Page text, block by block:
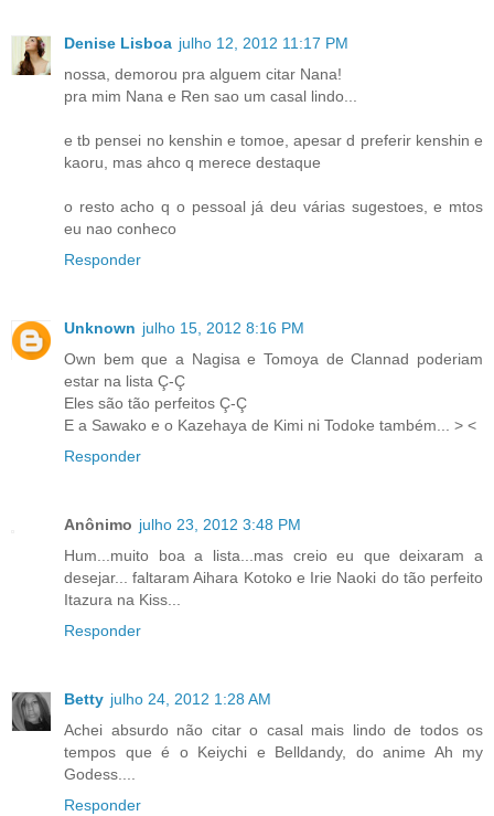
Denise Lisboa julho 12, 2012 11:17 PM
nossa, demorou pra alguem citar Nana!
pra mim Nana e Ren sao um casal lindo...
e tb pensei no kenshin e tomoe, apesar d preferir kenshin e
kaoru, mas ahco q merece destaque
o resto acho q o pessoal já deu várias sugestoes, e mtos
eu nao conheco
Responder
Unknown julho 15, 2012 8:16 PM
Own bem que a Nagisa e Tomoya de Clannad poderiam
estar na lista Ç-Ç
Eles são tão perfeitos Ç-Ç
E a Sawako e o Kazehaya de Kimi ni Todoke também... > <
Responder
Anônimo julho 23, 2012 3:48 PM
Hum...muito boa a lista...mas creio eu que deixaram a
desejar... faltaram Aihara Kotoko e Irie Naoki do tão perfeito
Itazura na Kiss...
Responder
Betty julho 24, 2012 1:28 AM
Achei absurdo não citar o casal mais lindo de todos os
tempos que é o Keiychi e Belldandy, do anime Ah my
Godess....
Responder